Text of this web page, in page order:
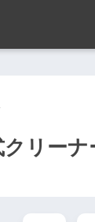
リーナ